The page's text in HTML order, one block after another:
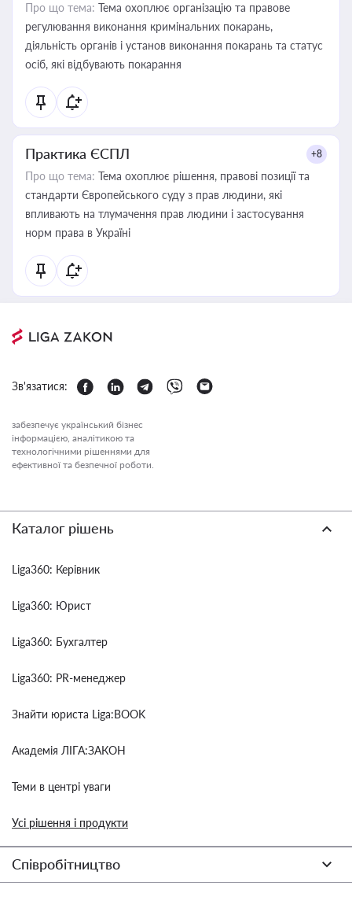
Про що тема: Тема охоплює організацію та правове
регулювання виконання кримінальних покарань,
діяльність органів і установ виконання покарань та статус
осіб, які відбувають покарання
Практика ЄСПЛ +8
Про що тема: Тема охоплює рішення, правові позиції та
стандарти Європейського суду з прав людини, які
впливають на тлумачення прав людини і застосування
норм права в Україні
Зв'язатися:
забезпечує український бізнес
інформацією, аналітикою та
технологічними рішеннями для
ефективної та безпечної роботи.
Каталог рішень
Liga360: Керівник
Liga360: Юрист
Liga360: Бухгалтер
Liga360: PR-менеджер
Знайти юриста Liga:BOOK
Академія ЛІГА:ЗАКОН
Теми в центрі уваги
Усі рішення і продукти
Співробітництво